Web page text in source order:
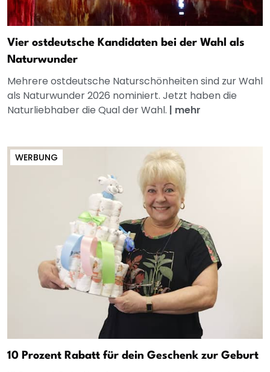
Vier ostdeutsche Kandidaten bei der Wahl als
Naturwunder
Mehrere ostdeutsche Naturschönheiten sind zur Wahl
als Naturwunder 2026 nominiert. Jetzt haben die
Naturliebhaber die Qual der Wahl. | mehr
WERBUNG
10 Prozent Rabatt für dein Geschenk zur Geburt